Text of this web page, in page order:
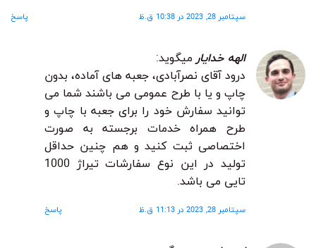
سپتامبر 28, 2023 در 10:38 ق.ظ پاسخ
الهه خدایار میگوید:
درود آقای نصرآبادی، جعبه های آماده، بدون
چاپ و یا با طرح عمومی می باشند شما می
توانید سفارش خود را برای جعبه با چاپ و
طرح همراه خدمات برجسته به صورت
اختصاصی ثبت کنید و هم چنین حداقل
تولید در این نوع سفارشات تیراژ 1000
تایی می باشد.
سپتامبر 28, 2023 در 11:13 ق.ظ پاسخ